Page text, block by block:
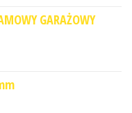
GARAŻOWY